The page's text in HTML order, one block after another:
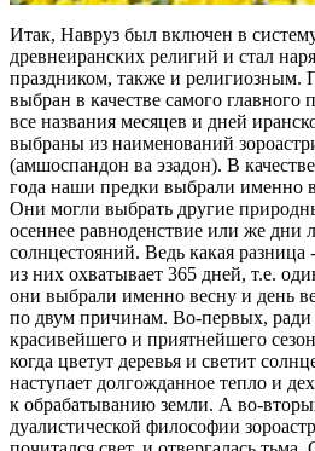
Итак, Навруз был включен в
древнеиранских религий и стал
праздником, также и религиозным.
выбран в качестве самого главного
все названия месяцев и дней
выбраны из наименований
(амшоспандон ва эзадон). В
года наши предки выбрали именно
Они могли выбрать другие
осеннее равноденствие или же дни
солнцестояний. Ведь какая
из них охватывает 365 дней, т.е.
они выбрали именно весну и день
по двум причинам. Во-первых, ради
красивейшего и приятнейшего
когда цветут деревья и светит
наступает долгожданное тепло и
к обрабатыванию земли. А во-
дуалистической философии